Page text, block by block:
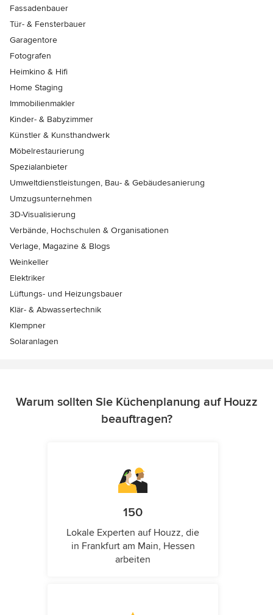
Fassadenbauer
Tür- & Fensterbauer
Garagentore
Fotografen
Heimkino & Hifi
Home Staging
Immobilienmakler
Kinder- & Babyzimmer
Künstler & Kunsthandwerk
Möbelrestaurierung
Spezialanbieter
Umweltdienstleistungen, Bau- & Gebäudesanierung
Umzugsunternehmen
3D-Visualisierung
Verbände, Hochschulen & Organisationen
Verlage, Magazine & Blogs
Weinkeller
Elektriker
Lüftungs- und Heizungsbauer
Klär- & Abwassertechnik
Klempner
Solaranlagen
Warum sollten Sie Küchenplanung auf Houzz
beauftragen?
150
Lokale Experten auf Houzz, die
in Frankfurt am Main, Hessen
arbeiten